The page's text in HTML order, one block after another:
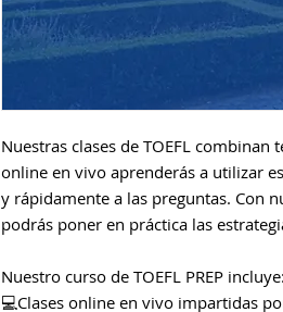
Nuestras clases de TOEFL combinan
online en vivo aprenderás a utilizar
y rápidamente a las preguntas. Con
podrás poner en práctica las
Nuestro curso de TOEFL PREP incluye:
💻Clases online en vivo impartidas